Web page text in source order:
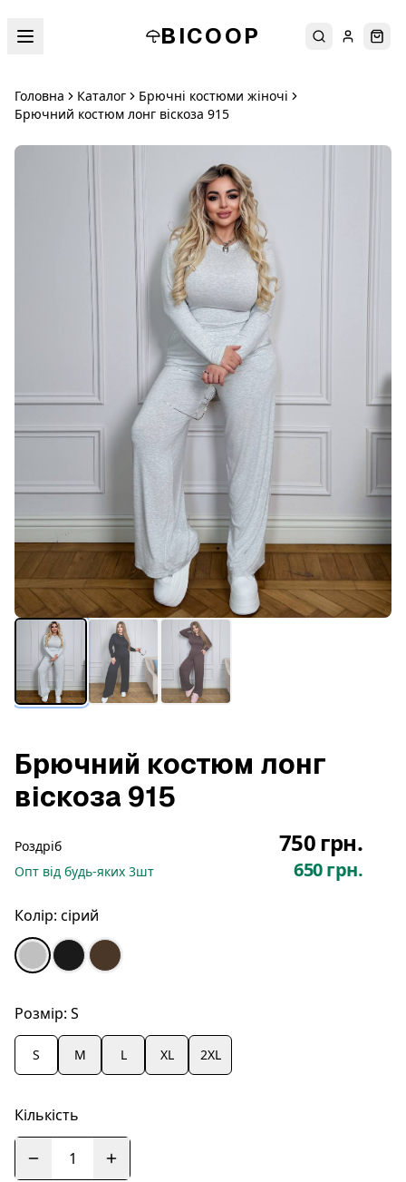
BICOOP ПошукУвійти
Головна Каталог
Брючні костюми жіночі
Брючний костюм лонг віскоза 915
Брючний костюм лонг
віскоза 915
Роздріб 750 грн.
Опт від будь-яких 3шт 650 грн.
Колір: сірий
Розмір: S
S M L XL 2XL
Кількість
1